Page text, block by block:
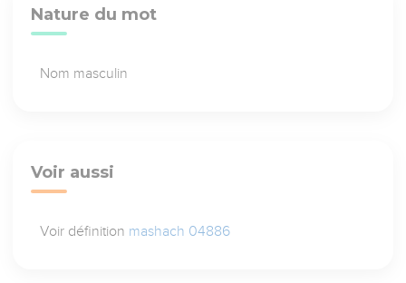
Nature du mot
Nom masculin
Voir aussi
Voir définition mashach 04886